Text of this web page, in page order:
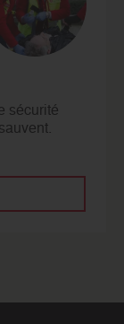
sécurité